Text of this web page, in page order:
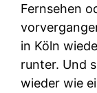
Fernsehen
in Köln
runter. Und
wieder wie